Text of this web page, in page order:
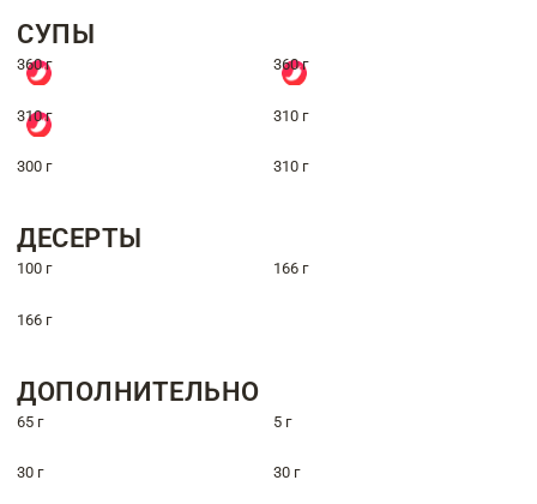
СУПЫ
360 г 360 г
310 г 310 г
300 г 310 г
ДЕСЕРТЫ
100 г 166 г
166 г
ДОПОЛНИТЕЛЬНО
65 г 5 г
30 г 30 г